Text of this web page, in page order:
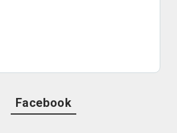
Facebook